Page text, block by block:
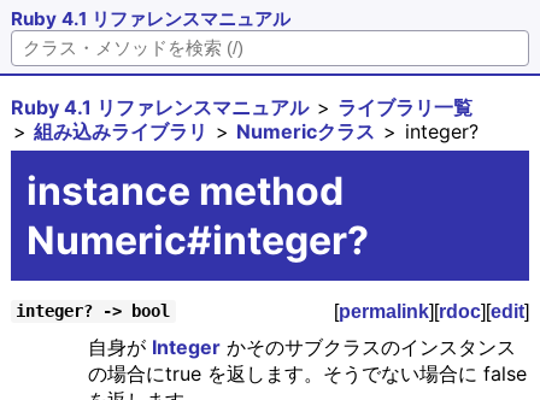
Ruby 4.1 リファレンスマニュアル
Ruby 4.1 リファレンスマニュアル
ライブラリ一覧
組み込みライブラリ
Numericクラス integer?
instance method
Numeric#integer?
integer? -> bool [permalink][rdoc][edit]
自身が Integerかそのサブクラスのインスタンス
の場合にtrue を返します。そうでない場合に false